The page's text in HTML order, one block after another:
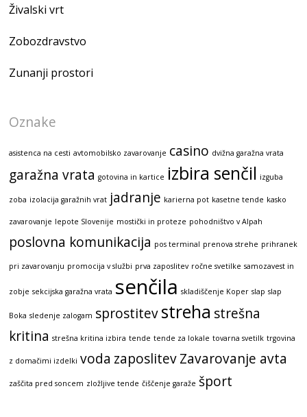
Živalski vrt
Zobozdravstvo
Zunanji prostori
Oznake
asistenca na cesti avtomobilsko zavarovanje casino dvižna garažna vrata
garažna vrata gotovina in kartice izbira senčil izguba
zoba izolacija garažnih vrat jadranje karierna pot kasetne tende kasko
zavarovanje lepote Slovenije mostički in proteze pohodništvo v Alpah
poslovna komunikacija pos terminal prenova strehe prihranek
pri zavarovanju promocija v službi prva zaposlitev ročne svetilke samozavest in
zobje sekcijska garažna vrata senčila skladiščenje Koper slap slap
Boka sledenje zalogam sprostitevstreha strešna
kritina strešna kritina izbira tende tende za lokale tovarna svetilk trgovina
z domačimi izdelki voda zaposlitevZavarovanje avta
zaščita pred soncem zložljive tende čiščenje garaže šport